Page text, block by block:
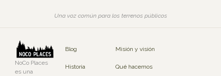
Una voz común para los terrenos públicos
NoCo Places
es una
Blog
Historia
Misión y visión
Qué hacemos